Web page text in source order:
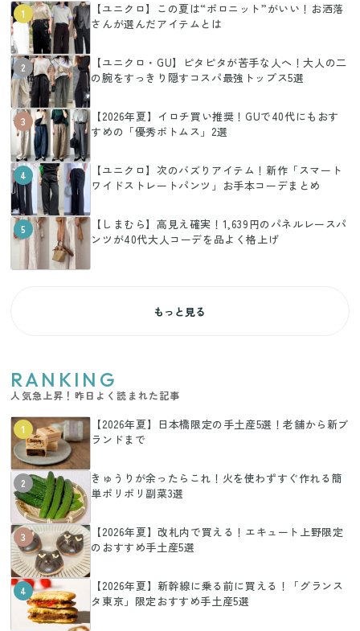
1
【ユニクロ】この夏は“ポロニット”がいい！お洒落
さんが選んだアイテムとは
2
【ユニクロ・GU】ピタピタが苦手な人へ！大人の二
の腕をすっきり隠すコスパ最強トップス5選
3
【2026年夏】イロチ買い推奨！GUで40代にもおす
すめの「優秀ボトムス」2選
4
【ユニクロ】次のバズりアイテム！新作「スマート
ワイドストレートパンツ」お手本コーデまとめ
5
【しまむら】高見え確実！1,639円のパネルレースパ
ンツが40代大人コーデを品よく格上げ
もっと見る
RANKING
人気急上昇！昨日よく読まれた記事
1
【2026年夏】日本橋限定の手土産5選！老舗から新ブ
ランドまで
2
きゅうりが余ったらこれ！火を使わずすぐ作れる簡
単ポリポリ副菜3選
3
【2026年夏】改札内で買える！エキュート上野限定
のおすすめ手土産5選
4
【2026年夏】新幹線に乗る前に買える！「グランス
タ東京」限定おすすめ手土産5選